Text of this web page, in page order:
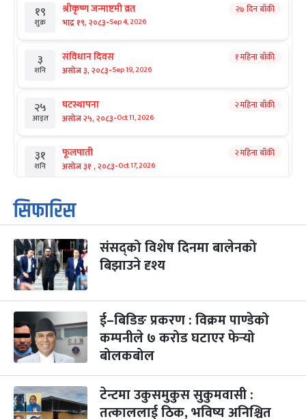
१९
शुक्र
श्रीकृष्ण जन्माष्टमी व्रत
भाद्र १९, २०८३-Sep 4, 2026
२७ दिन बाँकी
३
शनि
संविधान दिवस
असोज ३, २०८३-Sep 19, 2026
१ महिना बाँकी
२५
आइत
घटस्थापना
असोज २५, २०८३-Oct 11, 2026
२ महिना बाँकी
३१
शनि
फूलपाती
असोज ३१ , २०८३-Oct 17, 2026
२ महिना बाँकी
१
आइत
कार्तिक सङ्क्रान्ति
कार्तिक १, २०८३
३
मंगल
महानवमी
कार्तिक ३, २०८३-Oct 20, 2026
२ महिना बाँकी
४
बुध कार्तिक ४, २०८३ -Oct 21, 2026
५
बिहि
पापा‌ङ्कुशा एकादशी व्रत
कार्तिक ५, २०८३-Oct 22, 2026
२ महिना बाँकी
२२
आइत
कुकुर तिहार
कार्तिक २२, २०८३-Nov 8, 2026
३ महिना बाँकी
सिफारिस
संसद्को विशेष दिनमा बालेनको
बिझाउने दृश्य
ई–बिडिङ प्रकरण : विक्रम पाण्डेको
कम्पनीले ७ करोड घटाएर फेर्‍यो
बोलकबोल
टेन्टमा उकुसमुकुस सुकुमवासी :
तत्काललाई ठिक, भविष्य अनिश्चित